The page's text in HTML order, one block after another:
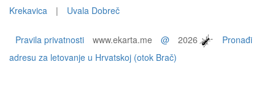
Krekavica
| Uvala Dobreč
Pravila privatnosti www.ekarta.me @ 2026
Pronađi
adresu za letovanje u Hrvatskoj (otok Brač)